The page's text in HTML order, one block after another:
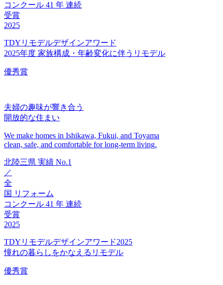
コンクール 41 年 連続
受賞
2025
TDYリモデルデザインアワード
2025年度 家族構成・年齢変化に伴うリモデル
優秀賞
夫婦の趣味が響き合う
開放的な住まい
We make homes in Ishikawa, Fukui, and Toyama
clean, safe, and comfortable for long-term living.
北陸三県 実績 No.1
／
全
国 リフォーム
コンクール 41 年 連続
受賞
2025
TDYリモデルデザインアワード2025
憧れの暮らしをかなえるリモデル
優秀賞